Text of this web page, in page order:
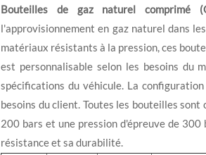
Bouteilles de gaz naturel comprimé
l'approvisionnement en gaz naturel dans
matériaux résistants à la pression, ces
est personnalisable selon les besoins du
spécifications du véhicule. La
besoins du client. Toutes les bouteilles
200 bars et une pression d'épreuve de
résistance et sa durabilité.